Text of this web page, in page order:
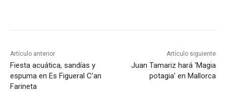
Artículo anterior
Fiesta acuática, sandías y
espuma en Es Figueral C’an
Farineta
Artículo siguiente
Juan Tamariz hará ‘Magia
potagia’ en Mallorca